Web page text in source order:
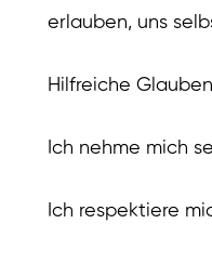
erlauben, uns
Hilfreiche
Ich nehme mich
Ich respektiere